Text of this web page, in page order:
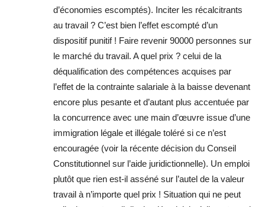
d’économies escomptés). Inciter les récalcitrants
au travail ? C’est bien l’effet escompté d’un
dispositif punitif ! Faire revenir 90000 personnes sur
le marché du travail. A quel prix ? celui de la
déqualification des compétences acquises par
l’effet de la contrainte salariale à la baisse devenant
encore plus pesante et d’autant plus accentuée par
la concurrence avec une main d’œuvre issue d’une
immigration légale et illégale toléré si ce n’est
encouragée (voir la récente décision du Conseil
Constitutionnel sur l’aide juridictionnelle). Un emploi
plutôt que rien est-il asséné sur l’autel de la valeur
travail à n’importe quel prix ! Situation qui ne peut